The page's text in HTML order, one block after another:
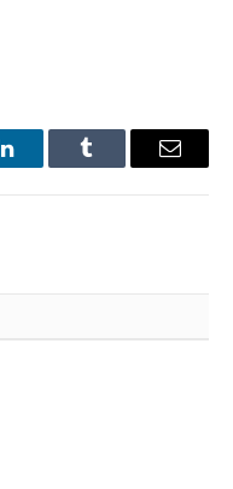
LinkedInTumblr Email